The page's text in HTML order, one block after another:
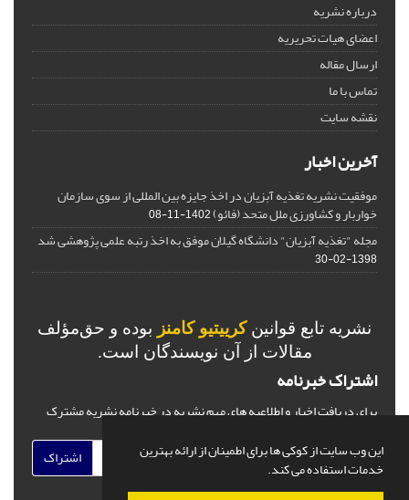
این وب سایت از کوکی ها برای اطمینان از ارائه بهترین
خدمات استفاده می کند.
درباره نشریه
اعضای هیات تحریریه
ارسال مقاله
تماس با ما
نقشه سایت
آخرین اخبار
موفقیت نشریه تغذیه آبزیان در اخذ جایزه بین المللی از سوی سازمان
خواربار و کشاورزی ملل متحد (فائو)1402-11-08
مجله "تغذیه آبزیان" دانشگاه گیلان موفق به اخذ رتبه علمی پژوهشی شد
1398-02-30
نشریه تابع قوانینکرییتیو کامنز بوده و حق‌مؤلف
مقالات از آن نویسندگان است.
اشتراک خبرنامه
برای دریافت اخبار و اطلاعیه های مهم نشریه در خبرنامه نشریه مشترک
اشتراک